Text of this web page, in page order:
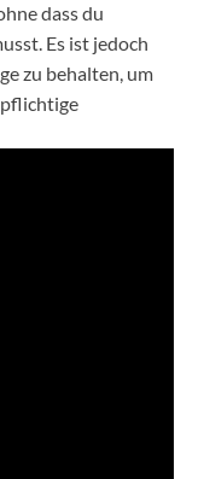
dass du
Es ist jedoch
zu behalten, um